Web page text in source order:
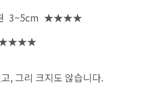
원 3~5cm ★★★★
★★★★★
, 그리 크지도 않습니다.